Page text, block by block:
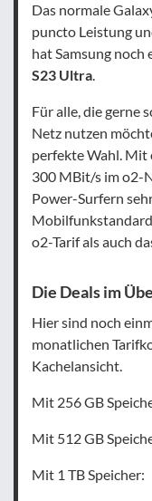
Das normale
puncto Leistung
hat Samsung noch
S23 Ultra.
Für alle, die gerne
Netz nutzen
perfekte Wahl. Mit
300 MBit/s im o2-
Power-Surfern
o2-Tarif als auch
Die Deals im
Hier sind noch
monatlichen
Kachelansicht.
Mit 256 GB
Mit 512 GB
Mit 1 TB Speicher: